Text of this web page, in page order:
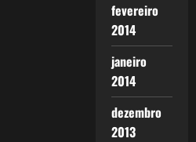
fevereiro
2014
janeiro
2014
dezembro
2013